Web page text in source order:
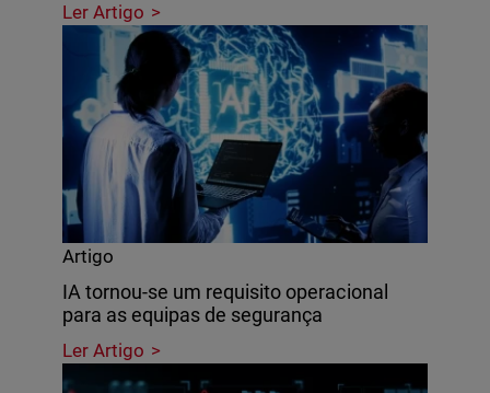
Ler Artigo
Artigo
IA tornou-se um requisito operacional
para as equipas de segurança
Ler Artigo